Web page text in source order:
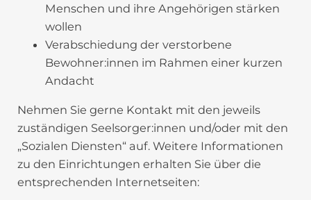
Menschen und ihre Angehörigen stärken
wollen
Verabschiedung der verstorbene
Bewohner:innen im Rahmen einer kurzen
Andacht
Nehmen Sie gerne Kontakt mit den jeweils
zuständigen Seelsorger:innen und/oder mit den
„Sozialen Diensten“ auf. Weitere Informationen
zu den Einrichtungen erhalten Sie über die
entsprechenden Internetseiten: